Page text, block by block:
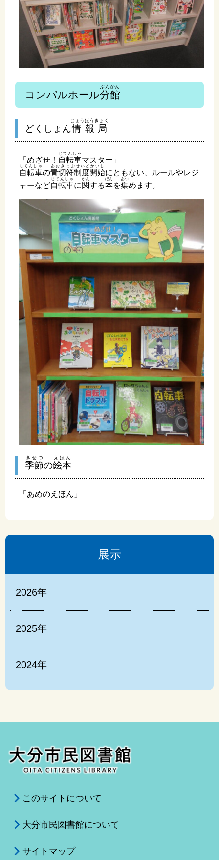
コンパルホール分館
ぶんかん
どくしょん情報局
じょうほうきょく
「めざせ！ 自転車
じてんしゃ
マスター」
自転車
じてんしゃ
の青切符制度開始
あおきっぷせいどかいし
にともない、ルールやレジ
ャーなど自転車
じてんしゃ
に関
かん
する本
ほん
を集
あつ
めます。
季節
きせつ
の絵本
えほん
「あめのえほん」
展示
2026年
2025年
2024年
このサイトについて
大分市民図書館について
サイトマップ